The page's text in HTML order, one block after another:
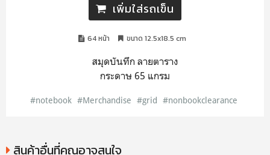
เพิ่มใส่รถเข็น
64 หน้า ขนาด 12.5x18.5 cm
สมุดบันทึก ลายตาราง
กระดาษ 65 แกรม
#notebook #Merchandise #grid #nonbookclearance
สินค้าอื่นที่คุณอาจสนใจ